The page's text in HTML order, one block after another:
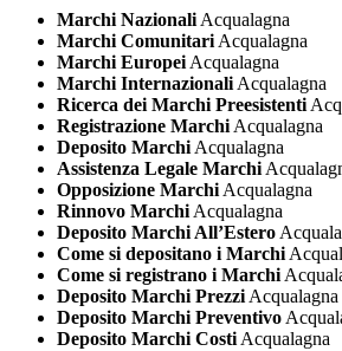
Marchi Nazionali Acqualagna
Marchi Comunitari Acqualagna
Marchi Europei Acqualagna
Marchi Internazionali Acqualagna
Ricerca dei Marchi Preesistenti
Registrazione Marchi Acqualagna
Deposito Marchi Acqualagna
Assistenza Legale Marchi
Opposizione Marchi Acqualagna
Rinnovo Marchi Acqualagna
Deposito Marchi All’Estero
Come si depositano i Marchi
Come si registrano i Marchi
Deposito Marchi Prezzi Acqualagna
Deposito Marchi Preventivo
Deposito Marchi Costi Acqualagna